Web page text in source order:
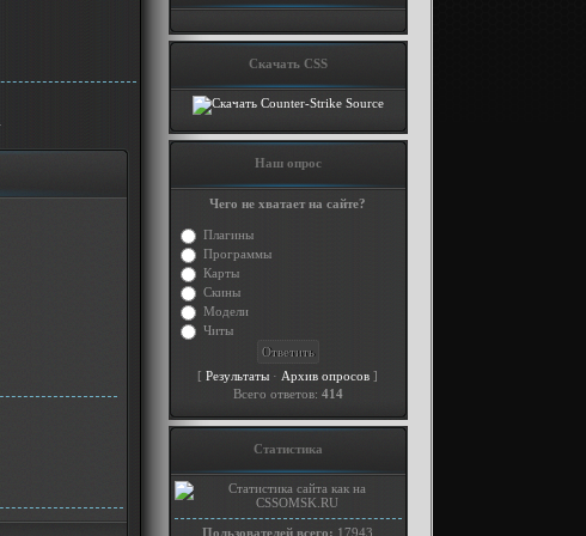
Скачать CSS
Наш опрос
Чего не хватает на сайте?
Плагины
Программы
Карты
Скины
Модели
Читы
[ Результаты · Архив опросов ]
Всего ответов: 414
Статистика
Пользователей всего: 17943